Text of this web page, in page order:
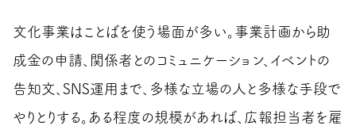
文化事業はことばを使う場面が多い。事業計画から助
成金の申請、関係者とのコミュニケーション、イベントの
告知文、SNS運用まで、多様な立場の人と多様な手段で
やりとりする。ある程度の規模があれば、広報担当者を雇